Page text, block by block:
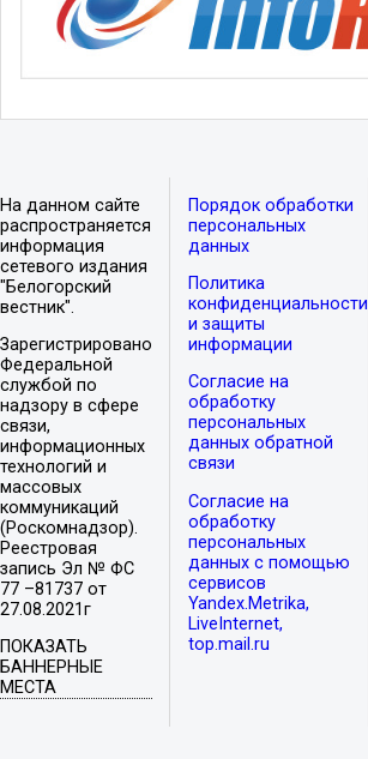
На данном сайте
распространяется
информация
сетевого издания
"Белогорский
вестник".
Зарегистрировано
Федеральной
службой по
надзору в сфере
связи,
информационных
технологий и
массовых
коммуникаций
(Роскомнадзор).
Реестровая
запись Эл № ФС
77 –81737 от
27.08.2021г
ПОКАЗАТЬ
БАННЕРНЫЕ
МЕСТА
Порядок обработки
персональных
данных
Политика
конфиденциальности
и защиты
информации
Согласие на
обработку
персональных
данных обратной
связи
Согласие на
обработку
персональных
данных с помощью
сервисов
Yandex.Metrika,
LiveInternet,
top.mail.ru